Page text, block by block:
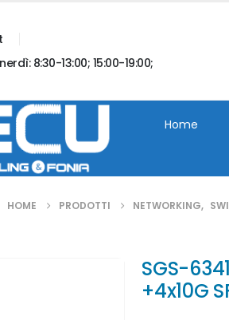
8:30-13:00; 15:00-19:00;
Home
HOME PRODOTTI NETWORKING,
SGS-
+4x10G
Contatti Account